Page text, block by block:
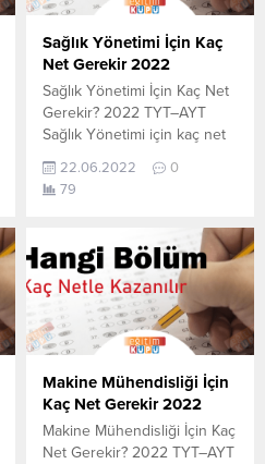
verilerin tamamı
YÖK tarafından yayınlanmış
olan en son güncel...
Sağlık Yönetimi İçin Kaç
Net Gerekir 2022
Sağlık Yönetimi İçin Kaç Net
Gerekir? 2022 TYT–AYT
Sağlık Yönetimi için kaç net
cevabını aşağıdan
öğrenebilirsiniz. Bu veriler
son yerleşen öğrencilerin
yapmış olduğu netlerdir.
YÖKATLAS YKS-TYT Net
Sihirbazı, YKS-TYT Net
Sihirbazı. Sayfamızdaki
verilerin tamamı
YÖK tarafından yayınlanmış
olan en son güncel netlerdir.
YÖKATLAS-YÖK Net
Sihirbaz...
22.06.2022
0
79
Makine Mühendisliği İçin
Kaç Net Gerekir 2022
Makine Mühendisliği İçin Kaç
Net Gerekir? 2022 TYT–AYT